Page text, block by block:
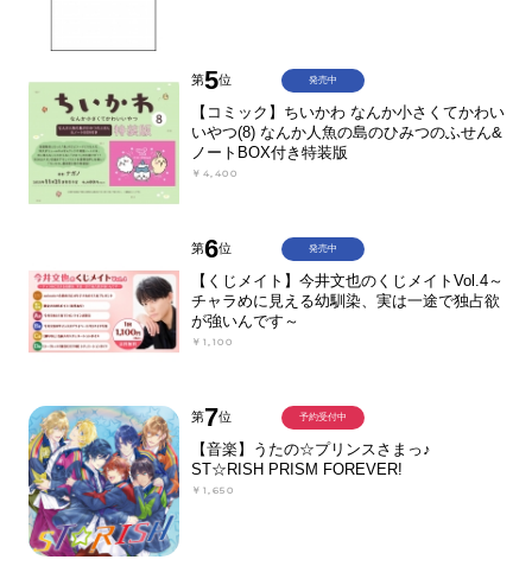
第5位
【コミック】ちいかわ なんか小さくてかわい
いやつ(8) なんか人魚の島のひみつのふせん&
ノートBOX付き特装版
￥4,400
発売中
第6位
【くじメイト】今井文也のくじメイトVol.4～
チャラめに見える幼馴染、実は一途で独占欲
が強いんです～
￥1,100
発売中
第7位
【音楽】うたの☆プリンスさまっ♪
ST☆RISH PRISM FOREVER!
￥1,650
予約受付中